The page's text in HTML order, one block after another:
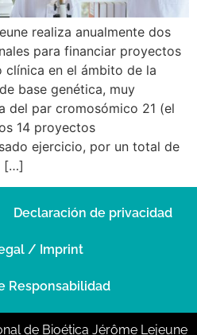
realiza anualmente dos
para financiar proyectos
en el ámbito de la
base genética, muy
del par cromosómico 21 (el
14 proyectos
ejercicio, por un total de
[…]
Declaración de privacidad
/ Imprint
Responsabilidad
de Bioética Jérôme Lejeune